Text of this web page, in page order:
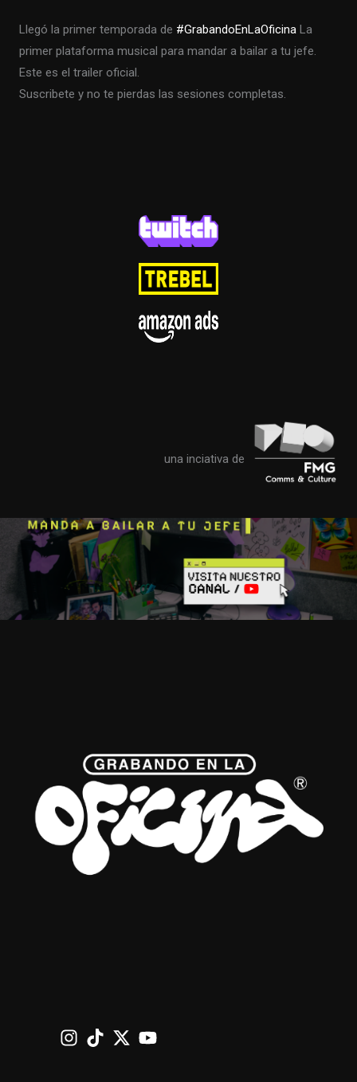
Llegó la primer temporada de #GrabandoEnLaOficina La
primer plataforma musical para mandar a bailar a tu jefe.
Este es el trailer oficial.
Suscribete y no te pierdas las sesiones completas.
una inciativa de